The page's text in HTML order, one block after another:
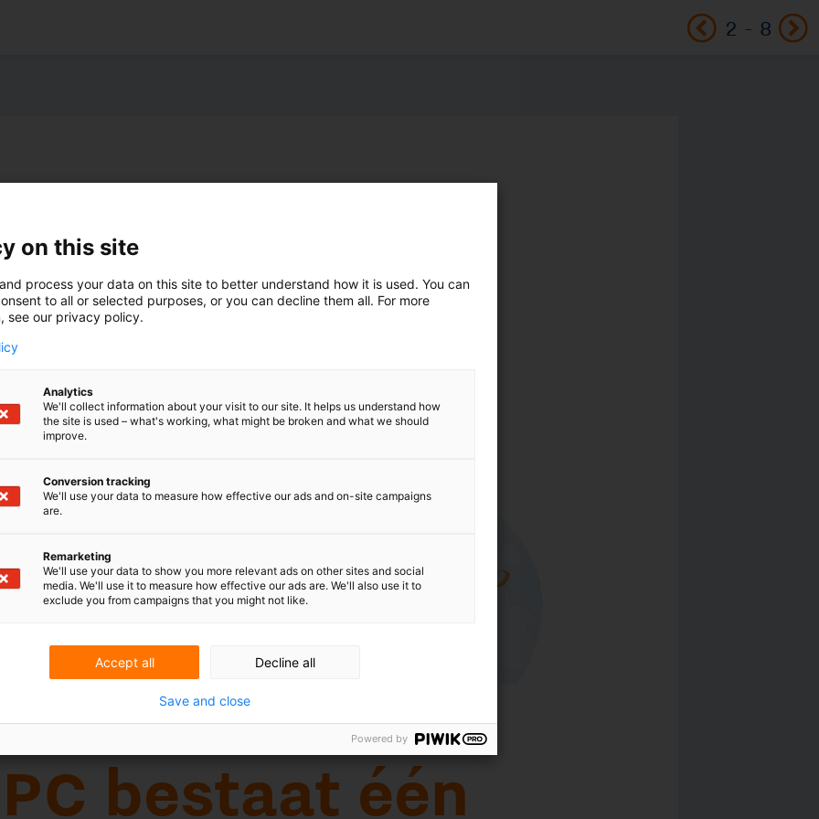
één
is een nieuw Europees gerechtshof dat
Het heeft momenteel
en Roemenië zal zich per 1
De start op 1 juni 2023 is een
van Intellectueel Eigendomsrecht.
jaar van het UPC?
on this site
process your data on this site to better understand how it is used. You can
to all or selected purposes, or you can decline them all. For more
see our privacy policy.
Analytics
We'll collect information about your visit to our site. It helps us understand how
the site is used – what's working, what might be broken and what we should
improve.
Conversion tracking
We'll use your data to measure how effective our ads and on-site campaigns
are.
Remarketing
We'll use your data to show you more relevant ads on other sites and social
media. We'll use it to measure how effective our ads are. We'll also use it to
exclude you from campaigns that you might not like.
Accept all Decline all
Save and close
Powered by